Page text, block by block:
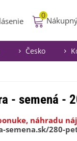
0
Česko
- semená -
náhradu
semena.sk/280-